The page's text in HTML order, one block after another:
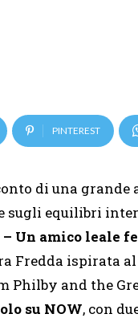
PINTEREST
di una
sugli equilibri
Un amico leale
Fredda ispirata
Philby and the
su NOW, con